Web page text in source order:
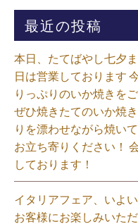
最近の投稿
本日、たてばやし七夕
日は営業しております️
りっぷりのいか焼きを
ぜひ焼きたてのいか焼
りを漂わせながら焼い
お立ち寄りください！
しております！
イタリアフェア、いよ
お客様にお楽しみいた